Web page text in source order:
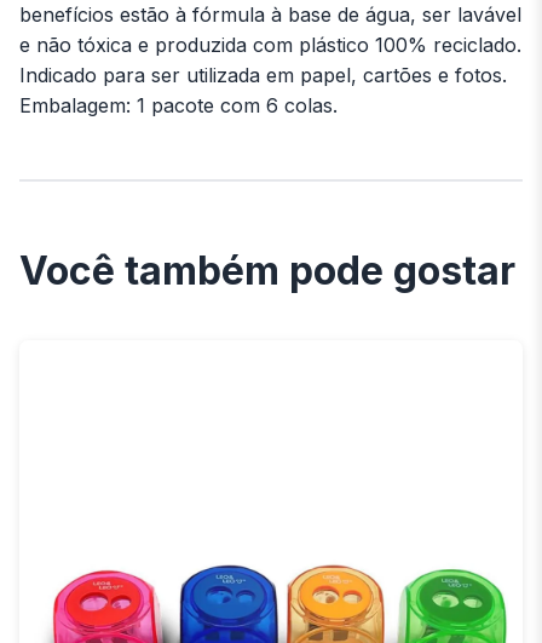
benefícios estão à fórmula à base de água, ser lavável
e não tóxica e produzida com plástico 100% reciclado.
Indicado para ser utilizada em papel, cartões e fotos.
Embalagem: 1 pacote com 6 colas.
Você também pode gostar